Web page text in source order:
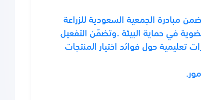
مبادرة الجمعية السعودية للزراعة
في حماية البيئة .وتضمّن التفعيل
تعليمية حول فوائد اختيار المنتجات